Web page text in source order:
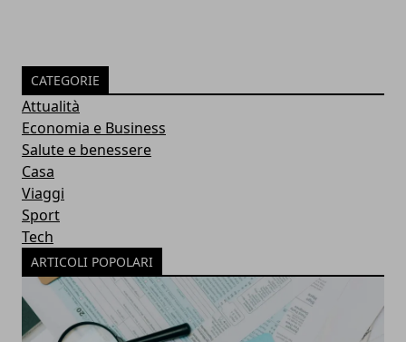
CATEGORIE
Attualità
Economia e Business
Salute e benessere
Casa
Viaggi
Sport
Tech
ARTICOLI POPOLARI